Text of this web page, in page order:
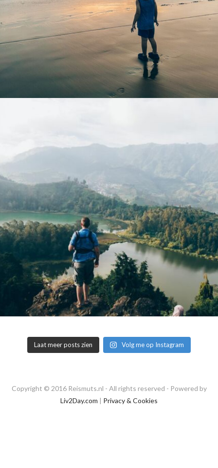
Laat meer posts zien Volg me op Instagram
Copyright © 2016 Reismuts.nl - All rights reserved - Powered by
Liv2Day.com | Privacy & Cookies